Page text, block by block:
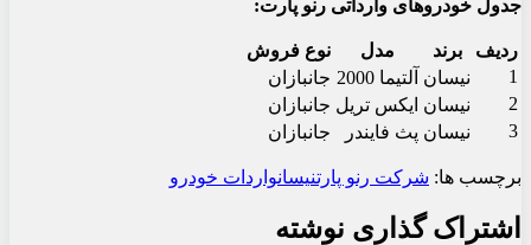
جدول خودروهای وارداتی رنو پارت:
ردیف برند مدل
نوع فروش
1
نیسان آلتیما 2000
جانبازان
2
نیسان ایکس تریل جانبازان
3
نیسان پث فایندر جانبازان
برچسب ها: شرکت رنو پارتنیسانواردات خودرو
اشتراک گذاری نوشته